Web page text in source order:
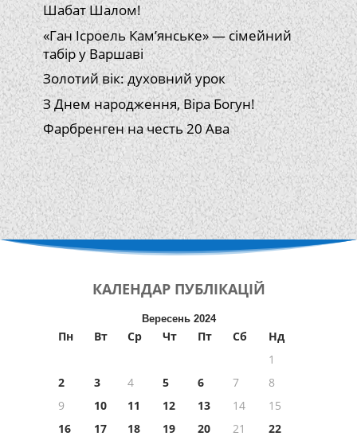
Шабат Шалом!
«Ган Ісроель Кам’янське» — сімейний
табір у Варшаві
Золотий вік: духовний урок
З Днем народження, Віра Богун!
Фарбренген на честь 20 Ава
КАЛЕНДАР ПУБЛІКАЦІЙ
Вересень 2024
Пн Вт Ср Чт Пт Сб
Нд
1
2
3 4 5 6 7
8
9
10 11 12 13 14
15
16
17 18 19 20 21
22